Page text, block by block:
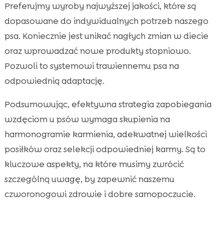
Preferujmy wyroby najwyższej jakości, które są
dopasowane do indywidualnych potrzeb naszego
psa. Koniecznie jest unikać nagłych zmian w diecie
oraz wprowadzać nowe produkty stopniowo.
Pozwoli to systemowi trawiennemu psa na
odpowiednią adaptację.
Podsumowując, efektywna strategia zapobiegania
wzdęciom u psów wymaga skupienia na
harmonogramie karmienia, adekwatnej wielkości
posiłków oraz selekcji odpowiedniej karmy. Są to
kluczowe aspekty, na które musimy zwrócić
szczególną uwagę, by zapewnić naszemu
czworonogowi zdrowie i dobre samopoczucie.